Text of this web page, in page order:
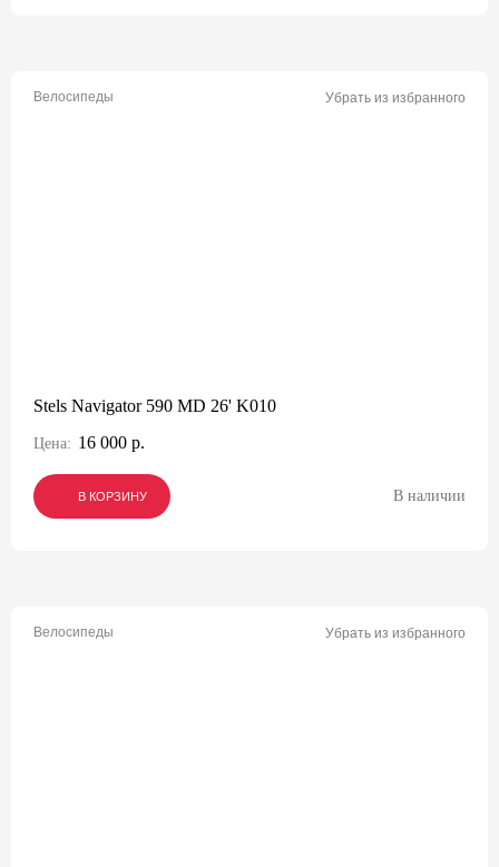
Велосипеды Убрать из избранного
Stels Navigator 590 MD 26' K010
Цена: 16 000 р.
В КОРЗИНУ
В КОРЗИНУ
В КОРЗИНУ В наличии
Велосипеды Убрать из избранного